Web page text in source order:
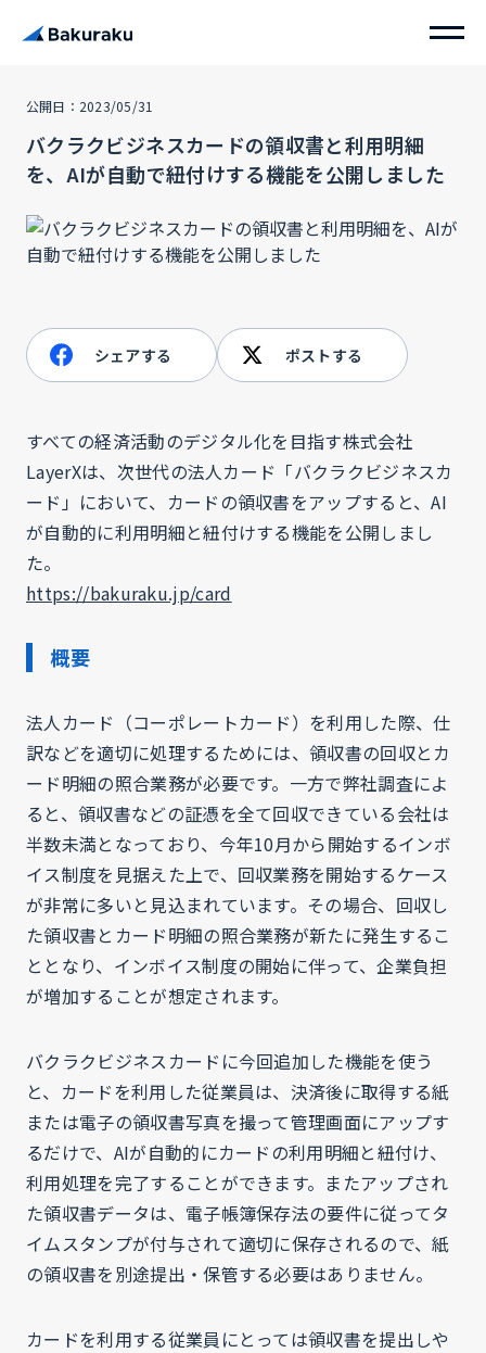
公開日：2023/05/31
バクラクビジネスカードの領収書と利用明細
を、AIが自動で紐付けする機能を公開しました
シェアする ポストする
すべての経済活動のデジタル化を目指す株式会社
LayerXは、次世代の法人カード「バクラクビジネスカ
ード」において、カードの領収書をアップすると、AI
が自動的に利用明細と紐付けする機能を公開しまし
た。
https://bakuraku.jp/card
概要
法人カード（コーポレートカード）を利用した際、仕
訳などを適切に処理するためには、領収書の回収とカ
ード明細の照合業務が必要です。一方で弊社調査によ
ると、領収書などの証憑を全て回収できている会社は
半数未満となっており、今年10月から開始するインボ
イス制度を見据えた上で、回収業務を開始するケース
が非常に多いと見込まれています。その場合、回収し
た領収書とカード明細の照合業務が新たに発生するこ
ととなり、インボイス制度の開始に伴って、企業負担
が増加することが想定されます。
バクラクビジネスカードに今回追加した機能を使う
と、カードを利用した従業員は、決済後に取得する紙
または電子の領収書写真を撮って管理画面にアップす
るだけで、AIが自動的にカードの利用明細と紐付け、
利用処理を完了することができます。またアップされ
た領収書データは、電子帳簿保存法の要件に従ってタ
イムスタンプが付与されて適切に保存されるので、紙
の領収書を別途提出・保管する必要はありません。
カードを利用する従業員にとっては領収書を提出しや